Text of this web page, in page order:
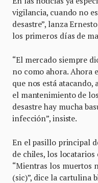
vigilancia, cuando no
desastre”, lanza
los primeros días de
“El mercado siempre
no como ahora. Ahora
que nos está
el mantenimiento de
desastre hay mucha
infección”, insiste.
En el pasillo principal
de chiles, los
“Mientras los muertos
(sic)”, dice la cartulina